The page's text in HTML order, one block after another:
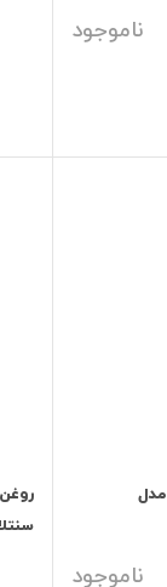
ناموجود
روغن مو آرگان ریپ RAIP مدل
ناموجود
سنتلا